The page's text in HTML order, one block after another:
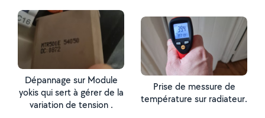
Dépannage sur Module
yokis qui sert à gérer de la
variation de tension .
Prise de messure de
température sur radiateur.